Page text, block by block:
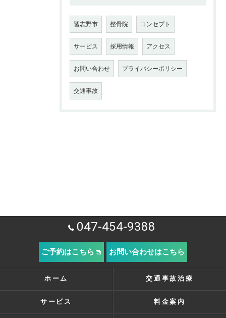
習志野市 整骨院 コンセプト
サービス 採用情報 アクセス
お問い合わせ プライバシーポリシー
交通事故
047-454-9388
ご予約はこちら お問い合わせはこちら
ホーム 交通事故治療
サービス 料金案内